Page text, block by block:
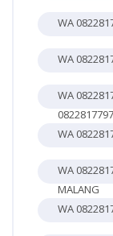
WA
WA
WA
WA
WA
MALANG
WA